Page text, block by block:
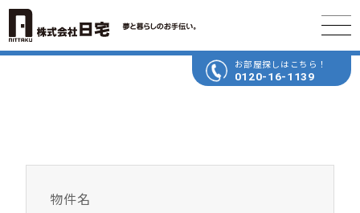
お部屋探しはこちら！
0120-16-1139
物件名